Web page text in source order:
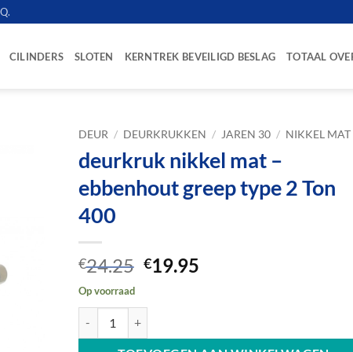
CILINDERS SLOTEN KERNTREK BEVEILIGD BESLAG TOTAAL
DEUR / DEURKRUKKEN / JAREN 30 / NIKKEL MAT
deurkruk nikkel mat –
ebbenhout greep type 2 Ton
400
€24.25 Oorspronkelijke
was:
€19.95Huidige
Op voorraad